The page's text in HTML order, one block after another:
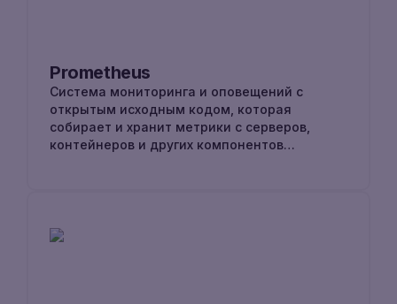
Prometheus
Система мониторинга и оповещений с
открытым исходным кодом, которая
собирает и хранит метрики с серверов,
контейнеров и других компонентов